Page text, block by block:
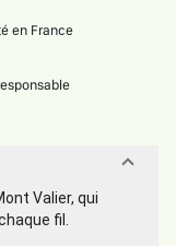
en France
Valier, qui
fil.